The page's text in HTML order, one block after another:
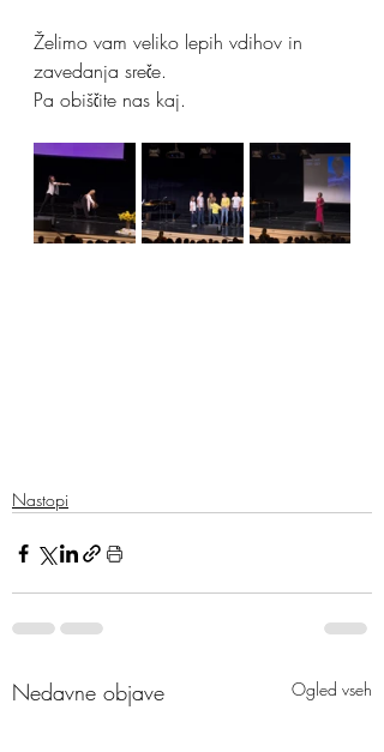
Želimo vam veliko lepih vdihov in
zavedanja sreče.
Pa obiščite nas kaj.
Nastopi
Nedavne objave Ogled vseh